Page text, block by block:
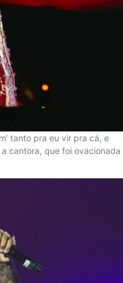
tanto pra eu vir pra cá, e
cantora, que foi ovacionada